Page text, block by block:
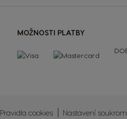
MOŽNOSTI PLATBY
Pravidla cookies Nastavení